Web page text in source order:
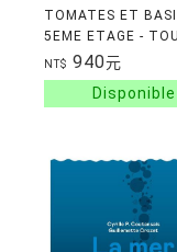
TOMATES ET
5EME ETAGE -
POUR REUSSIR
POTAGER DE
NT$ 940元